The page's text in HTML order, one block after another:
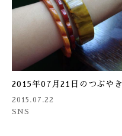
2015年07月21日のつぶやき
2015.07.22
SNS